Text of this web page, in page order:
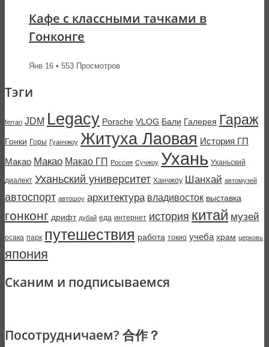
Кафе с классными тачками в
Гонконге
Янв 16 • 553 Просмотров
Тэги
ferrari JDM Legacy Porsche VLOG Бали Галерея Гараж
Гонки Горы Гуанчжоу Житуха Лаовая История ГП
Макао Макао Макао ГП Россия Сучжоу Ухань Уханьский
диалект Уханьский университет Ханчжоу Шанхай автомузей
автоспорт автошоу архитектура владивосток выставка
гонконг дрифт дубай еда интернет история китай музей
осака парк путешествия работа токио учеба храм церковь
япония
Сканим и подписываемся
Посотрудничаем? 合作？